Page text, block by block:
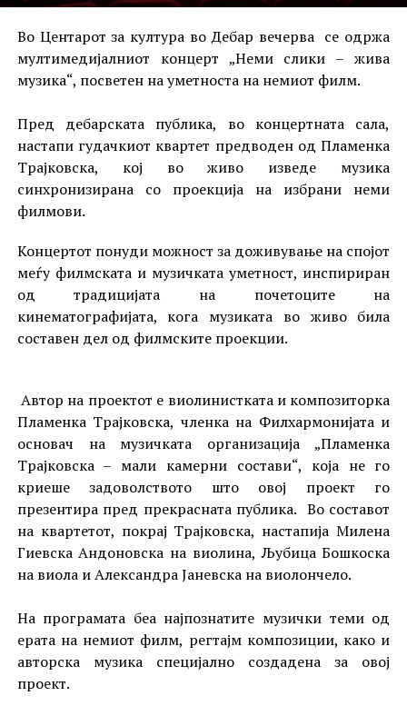
Во Центарот за култура во Дебар вечерва се одржа
мултимедијалниот концерт „Неми слики – жива
музика“, посветен на уметноста на немиот филм.
Пред дебарската публика, во концертната сала,
настапи гудачкиот квартет предводен од Пламенка
Трајковска, кој во живо изведе музика
синхронизирана со проекција на избрани неми
филмови.
Концертот понуди можност за доживување на спојот
меѓу филмската и музичката уметност, инспириран
од традицијата на почетоците на
кинематографијата, кога музиката во живо била
составен дел од филмските проекции.
Автор на проектот е виолинистката и композиторка
Пламенка Трајковска, членка на Филхармонијата и
основач на музичката организација „Пламенка
Трајковска – мали камерни состави“, која не го
криеше задоволството што овој проект го
презентира пред прекрасната публика. Во составот
на квартетот, покрај Трајковска, настапија Милена
Гиевска Андоновска на виолина, Љубица Бошкоска
на виола и Александра Јаневска на виолончело.
На програмата беа најпознатите музички теми од
ерата на немиот филм, регтајм композиции, како и
авторска музика специјално создадена за овој
проект.